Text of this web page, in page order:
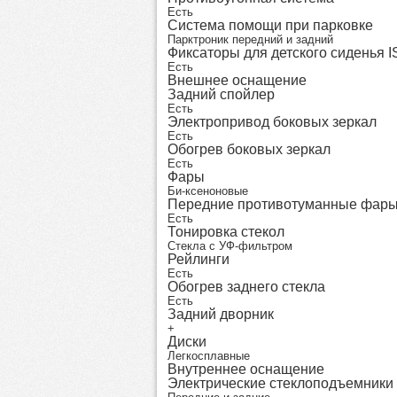
Есть
Система помощи при парковке
Парктроник передний и задний
Фиксаторы для детского сиденья
Есть
Внешнее оснащение
Задний спойлер
Есть
Электропривод боковых зеркал
Есть
Обогрев боковых зеркал
Есть
Фары
Би-ксеноновые
Передние противотуманные фары
Есть
Тонировка стекол
Стекла с УФ-фильтром
Рейлинги
Есть
Обогрев заднего стекла
Есть
Задний дворник
+
Диски
Легкосплавные
Внутреннее оснащение
Электрические стеклоподъемники